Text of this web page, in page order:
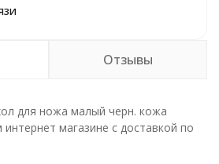
Отзывы
для ножа малый черн. кожа
магазине с доставкой по